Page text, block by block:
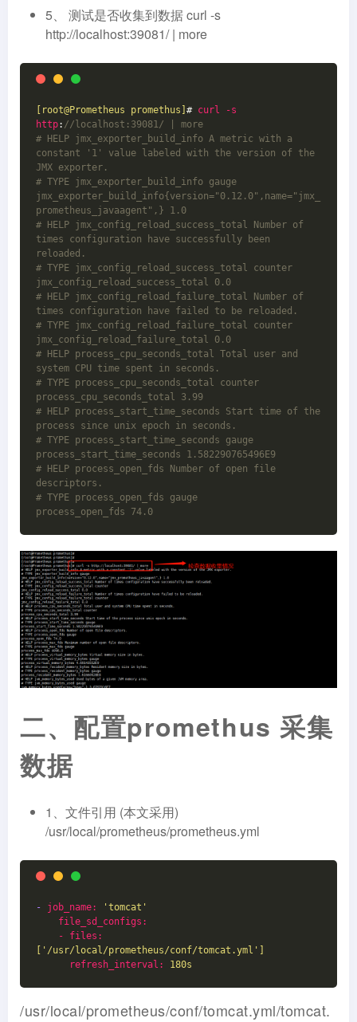
5、 测试是否收集到数据 curl -s
http://localhost:39081/ | more
[root@Prometheus promethus] # curl
-s
http: //localhost:39081/ | more
# HELP jmx_exporter_build_info A metric with a
constant '1' value labeled with the version of the
JMX exporter.
# TYPE jmx_exporter_build_info gauge
jmx_exporter_build_info{version="0.12.0",name="jmx_
prometheus_javaagent",} 1.0
# HELP jmx_config_reload_success_total Number of
times configuration have successfully been
reloaded.
# TYPE jmx_config_reload_success_total counter
jmx_config_reload_success_total 0.0
# HELP jmx_config_reload_failure_total Number of
times configuration have failed to be reloaded.
# TYPE jmx_config_reload_failure_total counter
jmx_config_reload_failure_total 0.0
# HELP process_cpu_seconds_total Total user and
system CPU time spent in seconds.
# TYPE process_cpu_seconds_total counter
process_cpu_seconds_total 3.99
# HELP process_start_time_seconds Start time of the
process since unix epoch in seconds.
# TYPE process_start_time_seconds gauge
process_start_time_seconds 1.582290765496E9
# HELP process_open_fds Number of open file
descriptors.
# TYPE process_open_fds gauge
process_open_fds 74.0
二、配置promethus 采集
数据
1、文件引用 (本文采用)
/usr/local/prometheus/prometheus.yml
- job_name:
'tomcat'
file_sd_configs:
    - files:
['/usr/local/prometheus/conf/tomcat.yml']
refresh_interval:
180s
/usr/local/prometheus/conf/tomcat.yml/tomcat.